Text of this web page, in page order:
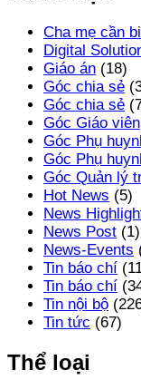
Cha mẹ cần
Digital
Giáo án (18)
Góc chia sẻ
Góc chia sẻ
Góc Giáo viên
Góc Phụ
Góc Phụ
Góc Quản lý
Hot News (5)
News
News Post (1)
News-Events
Tin báo chí
Tin báo chí
Tin nội bộ
Tin tức (67)
Thể loại